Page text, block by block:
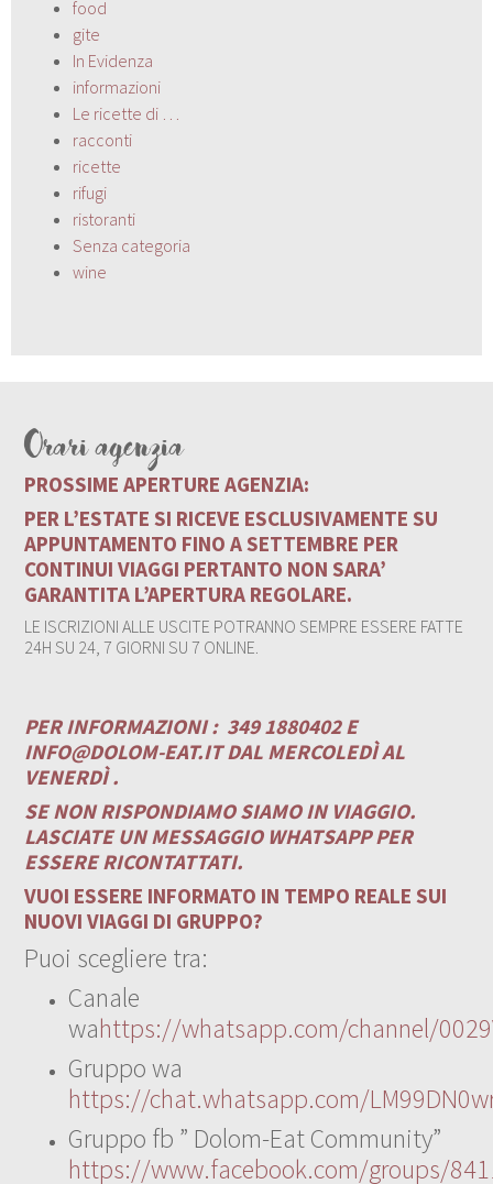
food
gite
In Evidenza
informazioni
Le ricette di …
racconti
ricette
rifugi
ristoranti
Senza categoria
wine
Orari agenzia
PROSSIME APERTURE AGENZIA:
PER L’ESTATE SI RICEVE ESCLUSIVAMENTE SU
APPUNTAMENTO FINO A SETTEMBRE PER
CONTINUI VIAGGI PERTANTO NON SARA’
GARANTITA L’APERTURA REGOLARE.
LE ISCRIZIONI ALLE USCITE POTRANNO SEMPRE ESSERE FATTE
24H SU 24, 7 GIORNI SU 7 ONLINE.
PER INFORMAZIONI : 349 1880402 E
INFO@DOLOM-EAT.ITDAL MERCOLEDÌ AL
VENERDÌ .
SE NON RISPONDIAMO SIAMO IN VIAGGIO.
LASCIATE UN MESSAGGIO WHATSAPP PER
ESSERE RICONTATTATI.
VUOI ESSERE INFORMATO IN TEMPO REALE SUI
NUOVI VIAGGI DI GRUPPO?
Puoi scegliere tra:
Canale
wahttps://whatsapp.com/channel/
Gruppo wa
https://chat.whatsapp.com/
Gruppo fb ” Dolom-Eat Community”
https://www.facebook.com/groups/